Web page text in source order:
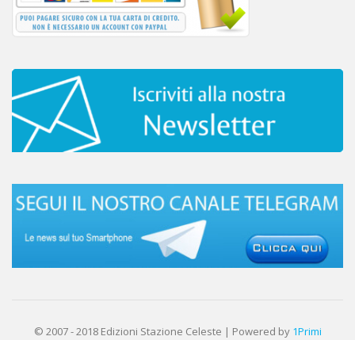
© 2007 - 2018 Edizioni Stazione Celeste | Powered by 1Primi